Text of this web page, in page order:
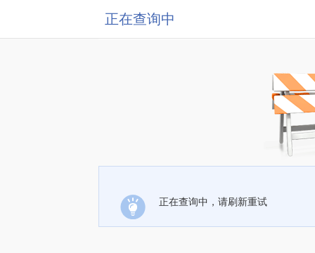
正在查询中
正在查询中，请刷新重试